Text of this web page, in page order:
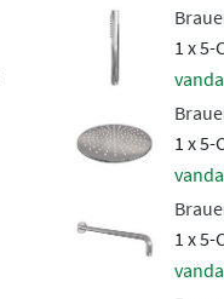
1 x 5-
1 x 5-
1 x 5-